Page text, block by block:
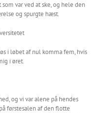
var ved at ske, og hele den
og spurgte hæst.
i løbet af nul komma fem, hvis
i øret.
og vi var alene på hendes
førstesalen af den flotte